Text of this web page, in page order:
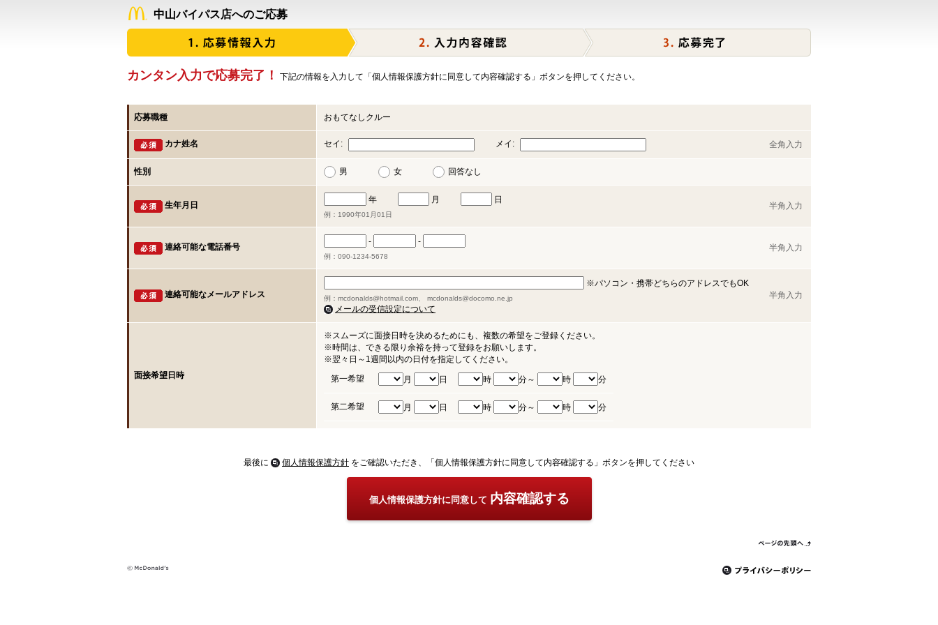
中山バイパス店へのご応募
カンタン入力で応募完了！ 下記の情報を入力して「個人情報保護方針に同意して内容確認する」ボタンを押してください。
応募職種 おもてなしクルー
カナ姓名 セイ: メイ: 全角入力
性別 男 女 回答なし
生年月日
年 月 日
例：1990年01月01日
半角入力
連絡可能な電話番号
- -
例：090-1234-5678
半角入力
連絡可能なメールアドレス
※パソコン・携帯どちらのアドレスでもOK
例：mcdonalds@hotmail.com、 mcdonalds@docomo.ne.jp
メールの受信設定について
半角入力
面接希望日時
※スムーズに面接日時を決めるためにも、複数の希望をご登録ください。
※時間は、できる限り余裕を持って登録をお願いします。
※翌々日～1週間以内の日付を指定してください。
第一希望
月 日 時 分～ 時 分
第二希望 月 日 時 分～ 時 分
最後に 個人情報保護方針 をご確認いただき、「個人情報保護方針に同意して内容確認する」ボタンを押してください
個人情報保護方針に同意して 内容確認する